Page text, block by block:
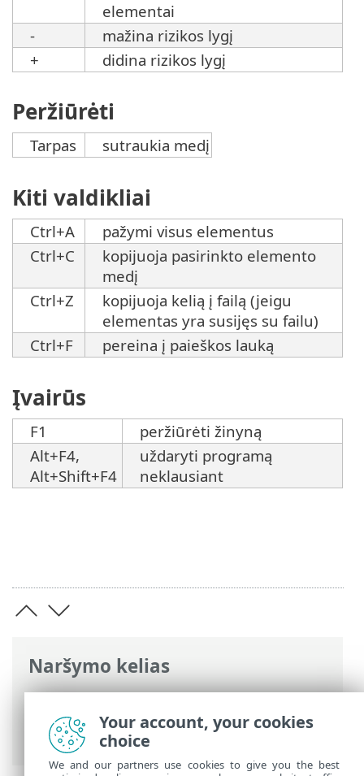
Naršymo kelias
ESET interneto žinynas>ESET
SysInspector> Darbas su ESET
SysInspector> Spartieji klavišai
elementai
-
mažina rizikos lygį
+
didina rizikos lygį
Peržiūrėti
Tarpas sutraukia medį
Kiti valdikliai
Ctrl+A
pažymi visus elementus
Ctrl+C
kopijuoja pasirinkto elemento
medį
Ctrl+Z
kopijuoja kelią į failą (jeigu
elementas yra susijęs su failu)
Ctrl+F
pereina į paieškos lauką
Įvairūs
F1
peržiūrėti žinyną
Alt+F4,
Alt+Shift+F4
uždaryti programą
neklausiant
Your account, your cookies
choice
We and our partners use cookies to give you the best